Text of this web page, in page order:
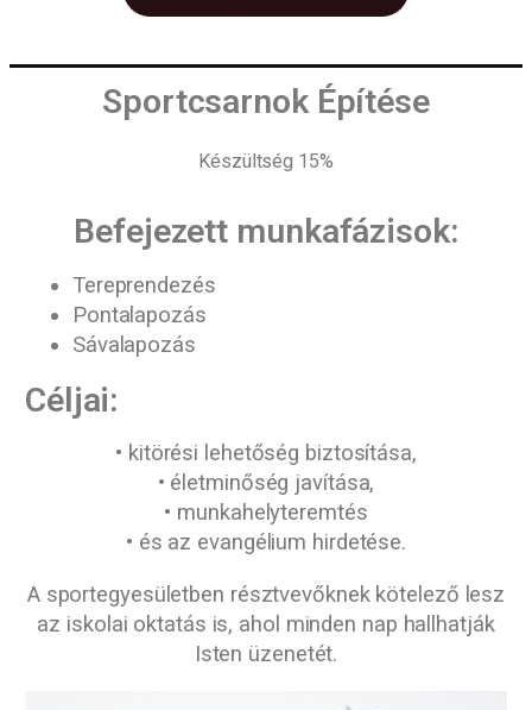
Sportcsarnok Építése
Készültség 15%
Befejezett munkafázisok:
Tereprendezés
Pontalapozás
Sávalapozás
Céljai:
• kitörési lehetőség biztosítása,
• életminőség javítása,
• munkahelyteremtés
• és az evangélium hirdetése.
A sportegyesületben résztvevőknek kötelező lesz
az iskolai oktatás is, ahol minden nap hallhatják
Isten üzenetét.